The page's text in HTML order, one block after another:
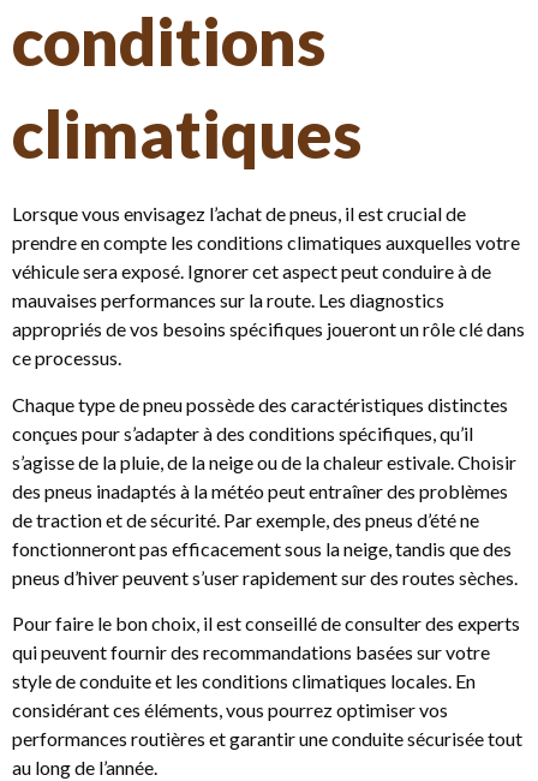
conditions
climatiques
Lorsque vous envisagez l’achat de pneus, il est crucial de
prendre en compte les conditions climatiques auxquelles votre
véhicule sera exposé. Ignorer cet aspect peut conduire à de
mauvaises performances sur la route. Les diagnostics
appropriés de vos besoins spécifiques joueront un rôle clé dans
ce processus.
Chaque type de pneu possède des caractéristiques distinctes
conçues pour s’adapter à des conditions spécifiques, qu’il
s’agisse de la pluie, de la neige ou de la chaleur estivale. Choisir
des pneus inadaptés à la météo peut entraîner des problèmes
de traction et de sécurité. Par exemple, des pneus d’été ne
fonctionneront pas efficacement sous la neige, tandis que des
pneus d’hiver peuvent s’user rapidement sur des routes sèches.
Pour faire le bon choix, il est conseillé de consulter des experts
qui peuvent fournir des recommandations basées sur votre
style de conduite et les conditions climatiques locales. En
considérant ces éléments, vous pourrez optimiser vos
performances routières et garantir une conduite sécurisée tout
au long de l’année.